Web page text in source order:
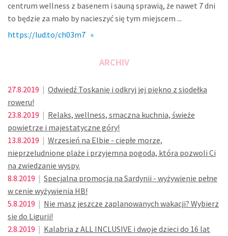
centrum wellness z basenem i sauną sprawią, że nawet 7 dni
to będzie za mało by nacieszyć się tym miejscem ...
https://lud.to/ch03m7 »
ARCHIV
27.8.2019 | Odwiedź Toskanię i odkryj jej piękno z siodełka
roweru!
23.8.2019 | Relaks, wellness, smaczna kuchnia, świeże
powietrze i majestatyczne góry!
13.8.2019 | Wrzesień na Elbie - ciepłe morze,
nieprzeludnione plaże i przyjemna pogoda, która pozwoli Ci
na zwiedzanie wyspy.
8.8.2019 | Specjalna promocja na Sardynii - wyżywienie pełne
w cenie wyżywienia HB!
5.8.2019 | Nie masz jeszcze zaplanowanych wakacji? Wybierz
się do Ligurii!
2.8.2019 | Kalabria z ALL INCLUSIVE i dwoje dzieci do 16 lat